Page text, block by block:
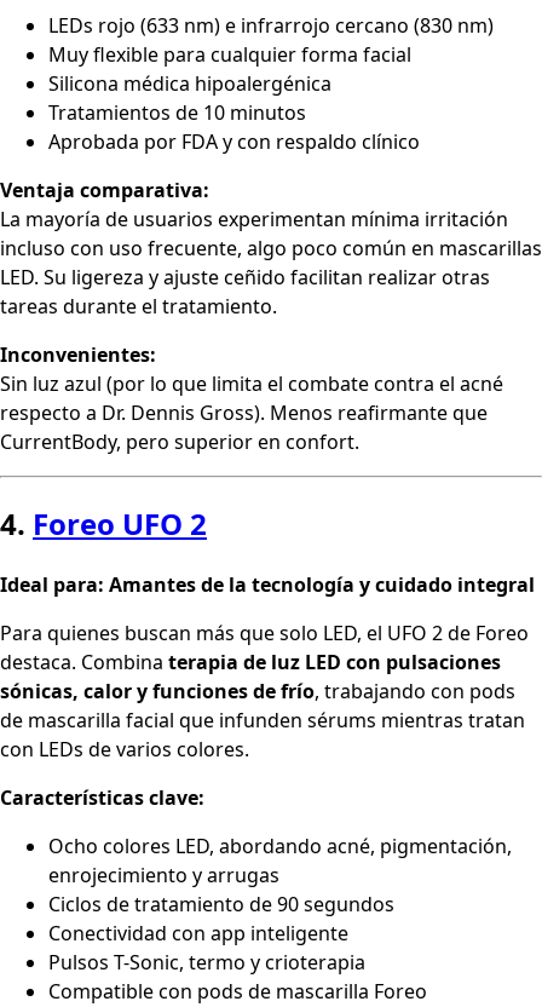
LEDs rojo (633 nm) e infrarrojo cercano (830 nm)
Muy flexible para cualquier forma facial
Silicona médica hipoalergénica
Tratamientos de 10 minutos
Aprobada por FDA y con respaldo clínico
Ventaja comparativa:
La mayoría de usuarios experimentan mínima irritación
incluso con uso frecuente, algo poco común en mascarillas
LED. Su ligereza y ajuste ceñido facilitan realizar otras
tareas durante el tratamiento.
Inconvenientes:
Sin luz azul (por lo que limita el combate contra el acné
respecto a Dr. Dennis Gross). Menos reafirmante que
CurrentBody, pero superior en confort.
4. Foreo UFO 2
Ideal para: Amantes de la tecnología y cuidado integral
Para quienes buscan más que solo LED, el UFO 2 de Foreo
destaca. Combina terapia de luz LED con pulsaciones
sónicas, calor y funciones de frío, trabajando con pods
de mascarilla facial que infunden sérums mientras tratan
con LEDs de varios colores.
Características clave:
Ocho colores LED, abordando acné, pigmentación,
enrojecimiento y arrugas
Ciclos de tratamiento de 90 segundos
Conectividad con app inteligente
Pulsos T-Sonic, termo y crioterapia
Compatible con pods de mascarilla Foreo